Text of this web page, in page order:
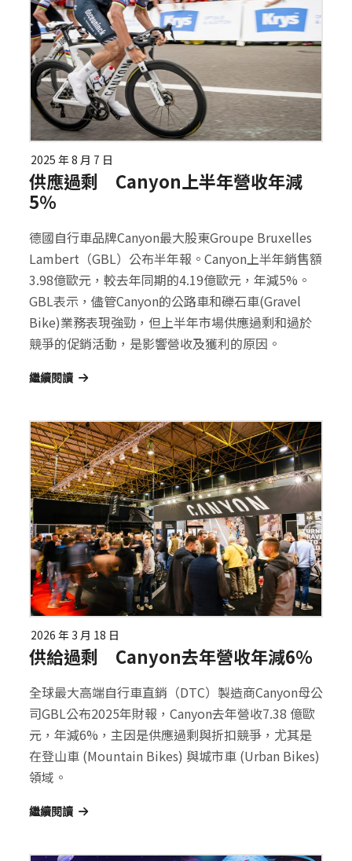
2025 年 8 月 7 日
供應過剩 Canyon上半年營收年減
5％
德國自行車品牌Canyon最大股東Groupe Bruxelles
Lambert（GBL）公布半年報。Canyon上半年銷售額
3.98億歐元，較去年同期的4.19億歐元，年減5%。
GBL表示，儘管Canyon的公路車和礫石車(Gravel
Bike)業務表現強勁，但上半年市場供應過剩和過於
競爭的促銷活動，是影響營收及獲利的原因。
繼續閱讀
2026 年 3 月 18 日
供給過剩 Canyon去年營收年減6％
全球最大高端自行車直銷（DTC）製造商Canyon母公
司GBL公布2025年財報，Canyon去年營收7.38 億歐
元，年減6%，主因是供應過剩與折扣競爭，尤其是
在登山車 (Mountain Bikes) 與城市車 (Urban Bikes)
領域。
繼續閱讀